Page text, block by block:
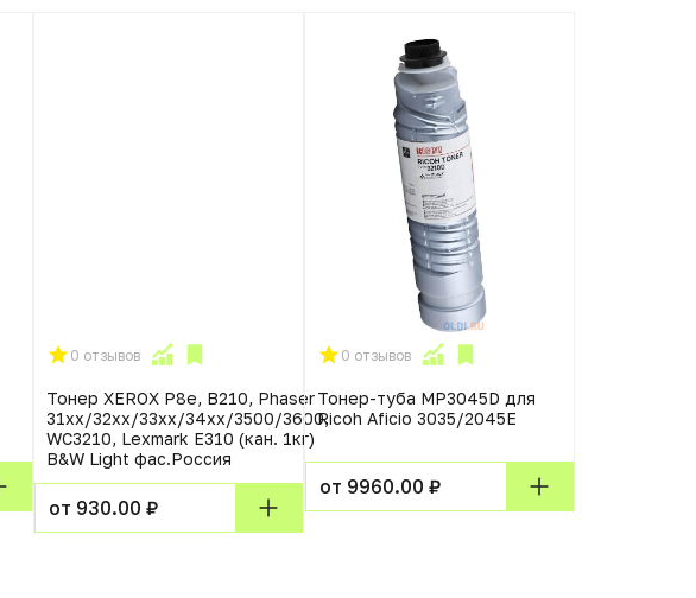
0 отзывов
Тонер XEROX P8e, B210, Phaser
31xx/32xx/33xx/34xx/3500/3600,
WC3210, Lexmark E310 (кан. 1кг)
B&W Light фас.Россия
от 930.00 ₽
0 отзывов
Тонер-туба МР3045D для
Ricoh Aficio 3035/2045E
от 9960.00 ₽